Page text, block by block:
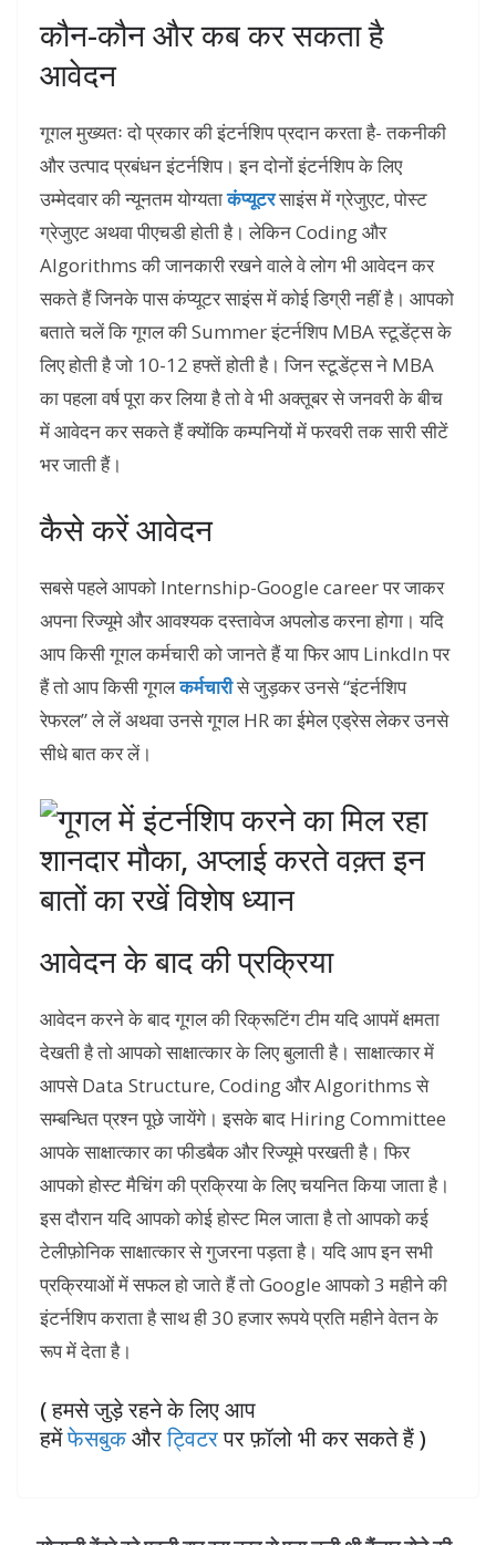
कौन-कौन और कब कर सकता है
आवेदन
गूगल मुख्यतः दो प्रकार की इंटर्नशिप प्रदान करता है- तकनीकी
और उत्पाद प्रबंधन इंटर्नशिप। इन दोनों इंटर्नशिप के लिए
उम्मेदवार की न्यूनतम योग्यताकंप्यूटरसाइंस में ग्रेजुएट, पोस्ट
ग्रेजुएट अथवा पीएचडी होती है। लेकिन Coding और
Algorithms की जानकारी रखने वाले वे लोग भी आवेदन कर
सकते हैं जिनके पास कंप्यूटर साइंस में कोई डिग्री नहीं है। आपको
बताते चलें कि गूगल की Summer इंटर्नशिप MBA स्टूडेंट्स के
लिए होती है जो 10-12 हफ्तें होती है। जिन स्टूडेंट्स ने MBA
का पहला वर्ष पूरा कर लिया है तो वे भी अक्तूबर से जनवरी के बीच
में आवेदन कर सकते हैं क्योंकि कम्पनियों में फरवरी तक सारी सीटें
भर जाती हैं।
कैसे करें आवेदन
सबसे पहले आपको Internship-Google career पर जाकर
अपना रिज्यूमे और आवश्यक दस्तावेज अपलोड करना होगा। यदि
आप किसी गूगल कर्मचारी को जानते हैं या फिर आप LinkdIn पर
हैं तो आप किसी गूगलकर्मचारीसे जुड़कर उनसे “इंटर्नशिप
रेफरल” ले लें अथवा उनसे गूगल HR का ईमेल एड्रेस लेकर उनसे
सीधे बात कर लें।
आवेदन के बाद की प्रक्रिया
आवेदन करने के बाद गूगल की रिक्रूटिंग टीम यदि आपमें क्षमता
देखती है तो आपको साक्षात्कार के लिए बुलाती है। साक्षात्कार में
आपसे Data Structure, Coding और Algorithms से
सम्बन्धित प्रश्न पूछे जायेंगे। इसके बाद Hiring Committee
आपके साक्षात्कार का फीडबैक और रिज्यूमे परखती है। फिर
आपको होस्ट मैचिंग की प्रक्रिया के लिए चयनित किया जाता है।
इस दौरान यदि आपको कोई होस्ट मिल जाता है तो आपको कई
टेलीफ़ोनिक साक्षात्कार से गुजरना पड़ता है। यदि आप इन सभी
प्रक्रियाओं में सफल हो जाते हैं तो Google आपको 3 महीने की
इंटर्नशिप कराता है साथ ही 30 हजार रूपये प्रति महीने वेतन के
रूप में देता है।
( हमसे जुड़े रहने के लिए आप
हमेंफेसबुकऔरट्विटरपर फ़ॉलो भी कर सकते हैं )